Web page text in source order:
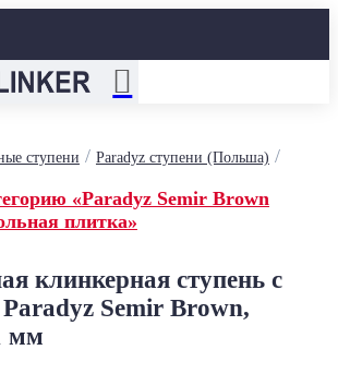
ступени / Paradyz ступени (Польша) /
«Paradyz Semir Brown
плитка»
клинкерная ступень с
Semir Brown,
мм